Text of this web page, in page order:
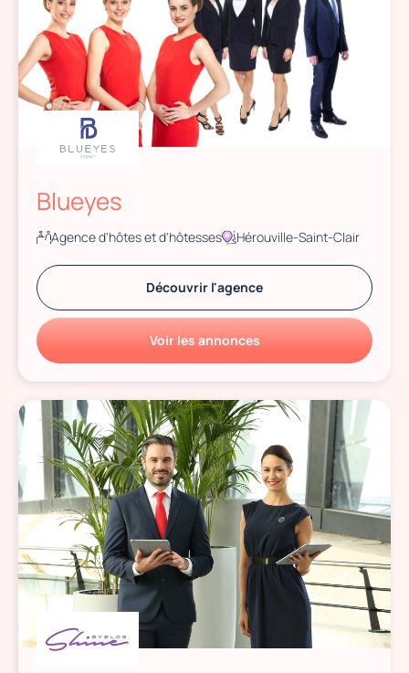
Blueyes
Agence d'hôtes et d'hôtesses Hérouville-Saint-Clair
Découvrir l'agence
Voir les annonces